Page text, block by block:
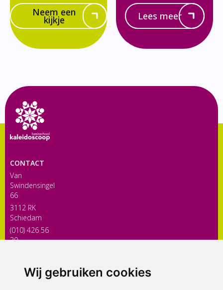
Wij gebruiken cookies
Neem een
kijkje Lees meer
CONTACT
Van
Swindensingel
66
3112 RK
Schiedam
(010) 426 56
30
ONDERDEEL VAN